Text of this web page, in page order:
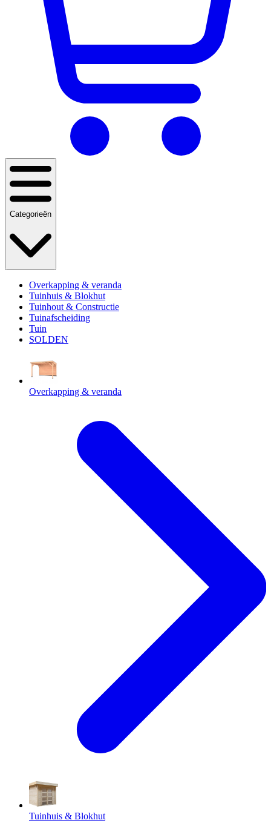
Categorieën
Overkapping & veranda
Tuinhuis & Blokhut
Tuinhout & Constructie
Tuinafscheiding
Tuin
SOLDEN
Overkapping & veranda
Tuinhuis & Blokhut